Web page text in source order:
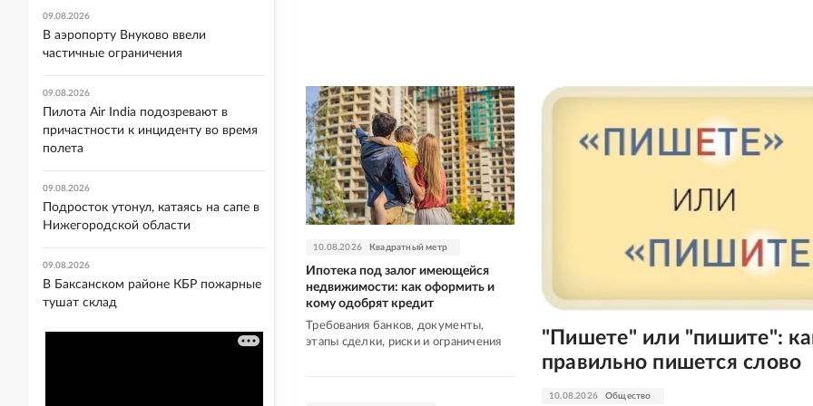
10.08.2026 Общество
"Пишете" или "пишите":
правильно пишется слово
10.08.2026 Квадратный метр
Ипотека под залог имеющейся
недвижимости: как оформить и
кому одобрят кредит
Требования банков, документы,
этапы сделки, риски и ограничения
09.08.2026
В аэропорту Внуково ввели
частичные ограничения
09.08.2026
Пилота Air India подозревают в
причастности к инциденту во время
полета
09.08.2026
Подросток утонул, катаясь на сапе в
Нижегородской области
09.08.2026
В Баксанском районе КБР пожарные
тушат склад